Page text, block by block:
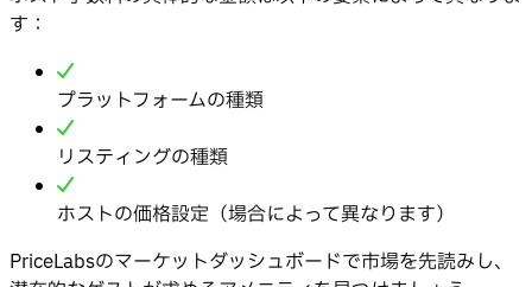
す：
プラットフォームの種類
リスティングの種類
ホストの価格設定（場合によって異なります）
PriceLabsのマーケットダッシュボードで市場を先読みし、